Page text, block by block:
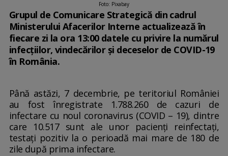
Foto: Pixabay
Grupul de Comunicare Strategică din cadrul
Ministerului Afacerilor Interne actualizează în
fiecare zi la ora 13:00 datele cu privire la numărul
infecțiilor, vindecărilor și deceselor de COVID-19
în România.
Până astăzi, 7 decembrie, pe teritoriul României
au fost înregistrate 1.788.260 de cazuri de
infectare cu noul coronavirus (COVID – 19), dintre
care 10.517 sunt ale unor pacienți reinfectați,
testați pozitiv la o perioadă mai mare de 180 de
zile după prima infectare.